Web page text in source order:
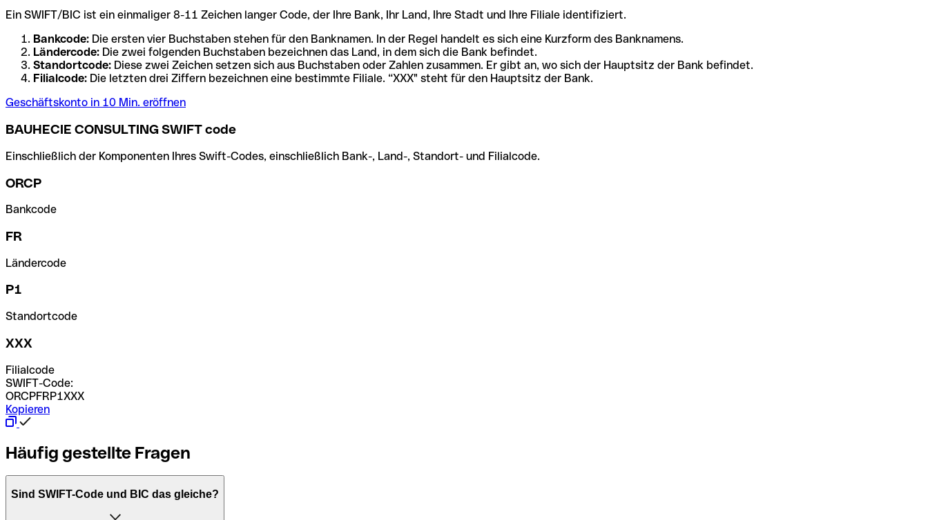
Ein SWIFT/BIC ist ein einmaliger 8-11 Zeichen langer Code, der Ihre Bank, Ihr Land, Ihre Stadt und Ihre Filiale identifiziert.
Bankcode: Die ersten vier Buchstaben stehen für den Banknamen. In der Regel handelt es sich eine Kurzform des Banknamens.
Ländercode: Die zwei folgenden Buchstaben bezeichnen das Land, in dem sich die Bank befindet.
Standortcode: Diese zwei Zeichen setzen sich aus Buchstaben oder Zahlen zusammen. Er gibt an, wo sich der Hauptsitz der Bank befindet.
Filialcode: Die letzten drei Ziffern bezeichnen eine bestimmte Filiale. “XXX" steht für den Hauptsitz der Bank.
Geschäftskonto in 10 Min. eröffnen
BAUHECIE CONSULTING SWIFT code
Einschließlich der Komponenten Ihres Swift-Codes, einschließlich Bank-, Land-, Standort- und Filialcode.
ORCP
Bankcode
FR
Ländercode
P1
Standortcode
XXX
Filialcode
SWIFT-Code:
ORCPFRP1XXX
Kopieren
Häufig gestellte Fragen
Sind SWIFT-Code und BIC das gleiche?